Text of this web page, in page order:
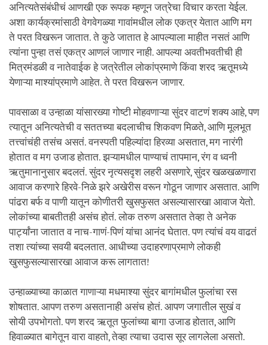
अनित्यतेसंबंधीचं आणखी एक रूपक म्हणून जत्रेचा विचार करता येईल.
अशा कार्यक्रमांसाठी वेगवेगळ्या गावांमधील लोक एकत्र येतात आणि मग
ते परत विखरून जातात. ते कुठे जातात हे आपल्याला माहीत नसतं आणि
त्यांना पुन्हा तसं एकत्र आणलं जाणार नाही. आपल्या अवतीभवतीची ही
मित्रमंडळी व नातेवाईक हे जत्रेतील लोकांप्रमाणे किंवा शरद ऋतूमध्ये
येणाऱ्या माश्यांप्रमाणे आहेत. ते परत विखरून जाणार.
पावसाळा व उन्हाळा यांसारख्या गोष्टी मोहवणाऱ्या सुंदर वाटणं शक्य आहे, पण
त्यातून अनित्यतेची व सततच्या बदलाचीच शिकवण मिळते, आणि मूलभूत
तत्त्वांचंही तसंच असतं. वनस्पती पहिल्यांदा हिरव्या असतात, मग नारंगी
होतात व मग उजाड होतात. झऱ्यामधील पाण्याचं तापमान, रंग व ध्वनी
ऋतुमानानुसार बदलतं. सुंदर नृत्यसदृश लहरी असणारे, सुंदर खळखळणारा
आवाज करणारे हिरवे-निळे झरे अखेरीस वरून गोठून जाणार असतात. आणि
पांढरा बर्फ व पाणी यातून कोणीतरी खुसफुसत असल्यासारखा आवाज येतो.
लोकांच्या बाबतीतही असंच होतं. लोक तरुण असतात तेव्हा ते अनेक
पार्ट्यांना जातात व नाच-गाणं-पिणं यांचा आनंद घेतात. पण त्यांचं वय वाढतं
तशा त्यांच्या सवयी बदलतात. आधीच्या उदाहरणाप्रमाणे लोकही
खुसफुसल्यासारखा आवाज करू लागतात!
उन्हाळ्याच्या काळात गाणाऱ्या मधमाश्या सुंदर बागांमधील फुलांचा रस
शोषतात. आपण तरुण असतानाही असंच होतं. आपण जगातील सुखं व
सोयी उपभोगतो. पण शरद ऋतूत फुलांच्या बागा उजाड होतात, आणि
हिवाळ्यात बागेतून वारा वाहतो, तेव्हा त्याचा उदास सूर लागलेला असतो.